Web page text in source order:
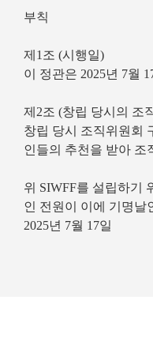
부칙
제1조 (시행일)
이 정관은 2025년 7월
제2조 (창립 당시의 조
창립 당시 조직위원회
인들의 추천을 받아 조
위 SIWFF를 설립하기
인 전원이 이에 기명날
2025년 7월 17일